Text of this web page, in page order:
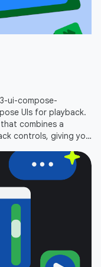
ui-compose-
UIs for playback.
combines a
controls, giving you